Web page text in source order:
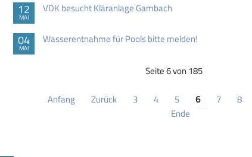
12
MAI
VDK besucht Kläranlage Gambach
04
MAI
Wasserentnahme für Pools bitte melden!
Seite 6 von 185
Anfang Zurück 3 4 5 6 7 8
Ende